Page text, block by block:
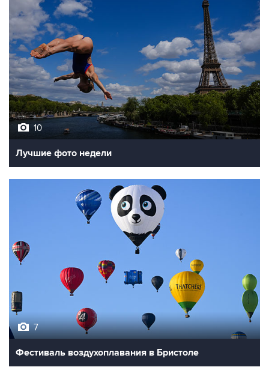
10
Лучшие фото недели
7
Фестиваль воздухоплавания в Бристоле